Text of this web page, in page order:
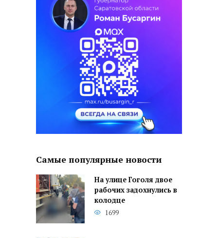
Самые популярные новости
На улице Гоголя двое
рабочих задохнулись в
колодце
1699